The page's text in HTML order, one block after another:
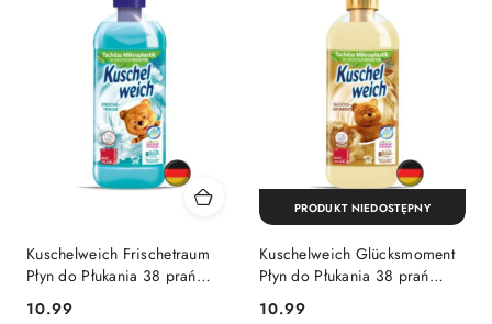
Kuschelweich Frischetraum
Płyn do Płukania 38 prań
(Niemcy)
Cena:
10.99
Kuschelweich Glücksmoment
Płyn do Płukania 38 prań
(Niemcy)
Cena:
10.99
PRODUKT NIEDOSTĘPNY